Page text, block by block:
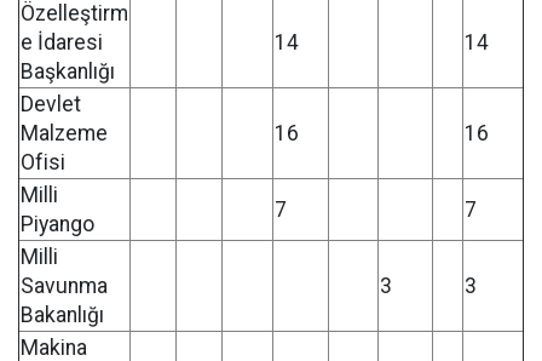
Özelleştirm
e İdaresi
Başkanlığı
14 14
Devlet
Malzeme
Ofisi
16 16
Milli
Piyango
7
7
Milli
Savunma
Bakanlığı
3 3
Makina